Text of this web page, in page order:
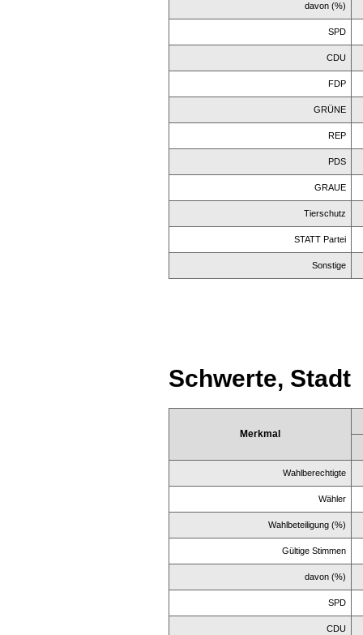
davon (%)
SPD
CDU
FDP
GRÜNE
REP
PDS
GRAUE
Tierschutz
STATT Partei
Sonstige
Schwerte, Stadt
Merkmal
Wahlberechtigte
Wähler
Wahlbeteiligung (%)
Gültige Stimmen
davon (%)
SPD
CDU